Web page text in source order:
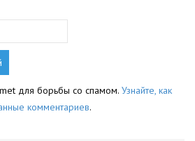
для борьбы со спамом. Узнайте, как
комментариев.